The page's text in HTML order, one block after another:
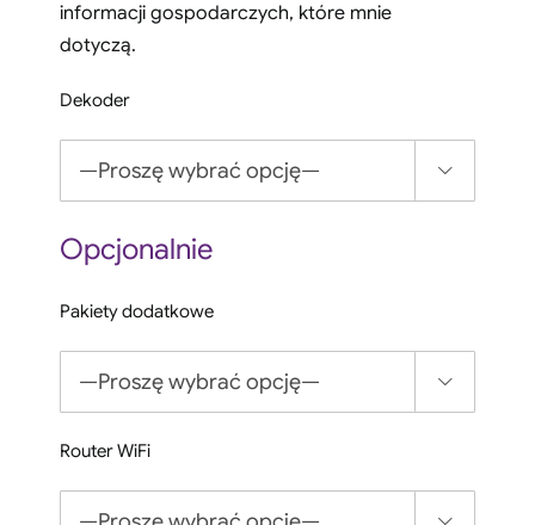
informacji gospodarczych, które mnie
dotyczą.
Dekoder

Opcjonalnie
Pakiety dodatkowe

Router WiFi